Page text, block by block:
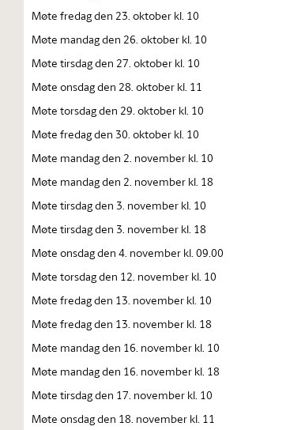
Møte fredag den 23. oktober kl. 10
Møte mandag den 26. oktober kl. 10
Møte tirsdag den 27. oktober kl. 10
Møte onsdag den 28. oktober kl. 11
Møte torsdag den 29. oktober kl. 10
Møte fredag den 30. oktober kl. 10
Møte mandag den 2. november kl. 10
Møte mandag den 2. november kl. 18
Møte tirsdag den 3. november kl. 10
Møte tirsdag den 3. november kl. 18
Møte onsdag den 4. november kl. 09.00
Møte torsdag den 12. november kl. 10
Møte fredag den 13. november kl. 10
Møte fredag den 13. november kl. 18
Møte mandag den 16. november kl. 10
Møte mandag den 16. november kl. 18
Møte tirsdag den 17. november kl. 10
Møte onsdag den 18. november kl. 11